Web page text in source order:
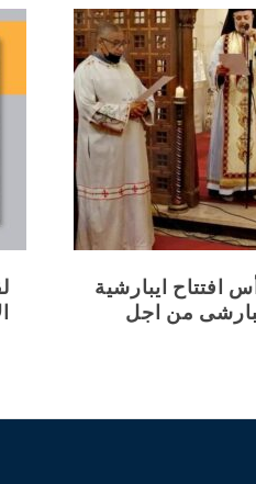
افتتاح ايبارشية
من اجل